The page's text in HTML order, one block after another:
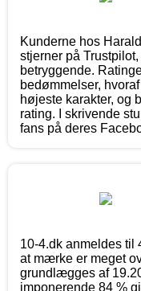
Kunderne hos
stjerner på
betryggende.
bedømmelser,
højeste karakter, og
rating. I skrivende
fans på deres
10-4.dk anmeldes til
at mærke er meget
grundlægges af
imponerende 84 %